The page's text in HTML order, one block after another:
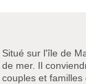
Situé sur l'île de
de mer. Il
couples et familles